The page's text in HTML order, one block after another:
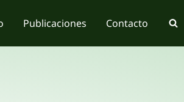
Publicaciones Contacto